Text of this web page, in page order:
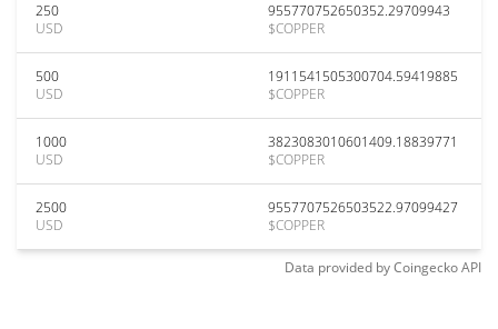
250
USD
955770752650352.29709943
$COPPER
500
USD
1911541505300704.59419885
$COPPER
1000
USD
3823083010601409.18839771
$COPPER
2500
USD
9557707526503522.97099427
$COPPER
Data provided byCoingeckoAPI